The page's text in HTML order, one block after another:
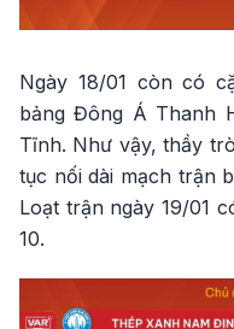
Ngày 18/01 còn có
bảng Đông Á Thanh
Tĩnh. Như vậy, thầy
tục nối dài mạch trận
Loạt trận ngày 19/01
10.